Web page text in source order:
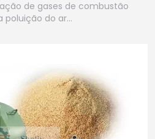
de gases de combustão
poluição do ar…